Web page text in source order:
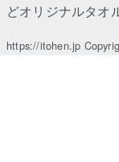
どオリジナルタオ
https://itohen.jp